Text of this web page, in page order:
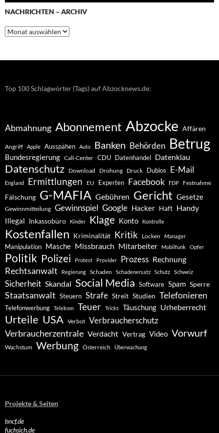
NACHRICHTEN – ARCHIV
Nachrichten
–
Top 100 Schlagwörter (Tags) auf Abzocknews.de:
Abmahnung Abonnement Abzocke Affären
Angriff Apple Ausspähen Auto Banken Behörden Betrug
Bundesregierung Call-Center CDU Datenhandel Datenklau
Datenschutz Download Drohung Druck Dubios E-Mail
England Ermittlungen EU Experten Facebook FDP Festnahme
Fälschung G-MAFIA Gebühren Gericht Gesetze
Gewinnmitteilung Gewinnspiel Google Hacker Haft Handy
Illegal Inkassobüro Kinder Klage Konto Kontrolle
Kostenfallen Kriminalität Kritik Locken Manager
Manipulation Masche Missbrauch Mitarbeiter Mobilfunk Opfer
Politik Polizei Protest Provider Prozess Rechnung
Rechtsanwalt Regierung Schaden Schadenersatz Schutz Schweiz
Sicherheit Skandal Social Media Software Spam Sperre
Staatsanwalt Steuern Strafe Streit Studien Telefonieren
Telefonwerbung Telekom Teuer Tricks Täuschung Urheberrecht
Urteile USA Verbot Verbraucherschutz
Verbraucherzentrale Verdacht Vertrag Video Vorwurf
Wachstum Werbung Österreich Überwachung
Projekte & Seiten
bncf.de
fuchsich.de